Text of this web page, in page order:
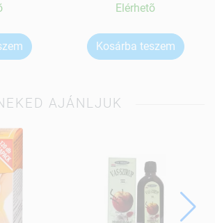
Elérhetõ
Kosárba teszem
AJÁNLJUK